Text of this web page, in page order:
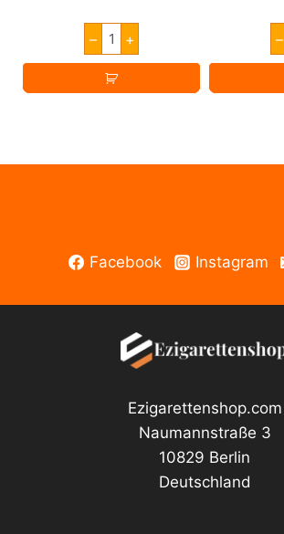
–
Chubby
Gorilla
30ML
V3
Flacon
+ –
Facebook Instagram
Ezigarettenshop.com
Naumannstraße 3
10829 Berlin
Deutschland